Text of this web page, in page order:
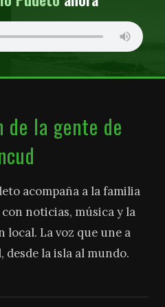
de la gente de
acompaña a la familia
noticias, música y la
La voz que une a
la isla al mundo.